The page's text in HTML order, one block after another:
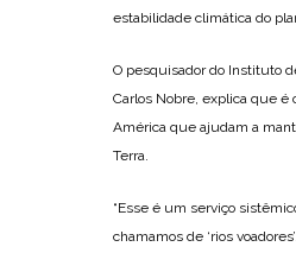
estabilidade climática do
O pesquisador do Instituto
Carlos Nobre, explica que é
América que ajudam a
Terra.
“Esse é um serviço
chamamos de ‘rios